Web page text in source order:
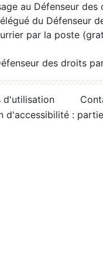
au Défenseur des
du Défenseur
par la poste
des droits
d'utilisation
d'accessibilité :